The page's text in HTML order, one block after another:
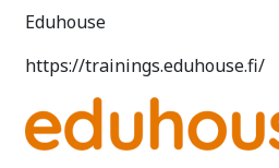
Eduhouse
https://trainings.eduhouse.fi/